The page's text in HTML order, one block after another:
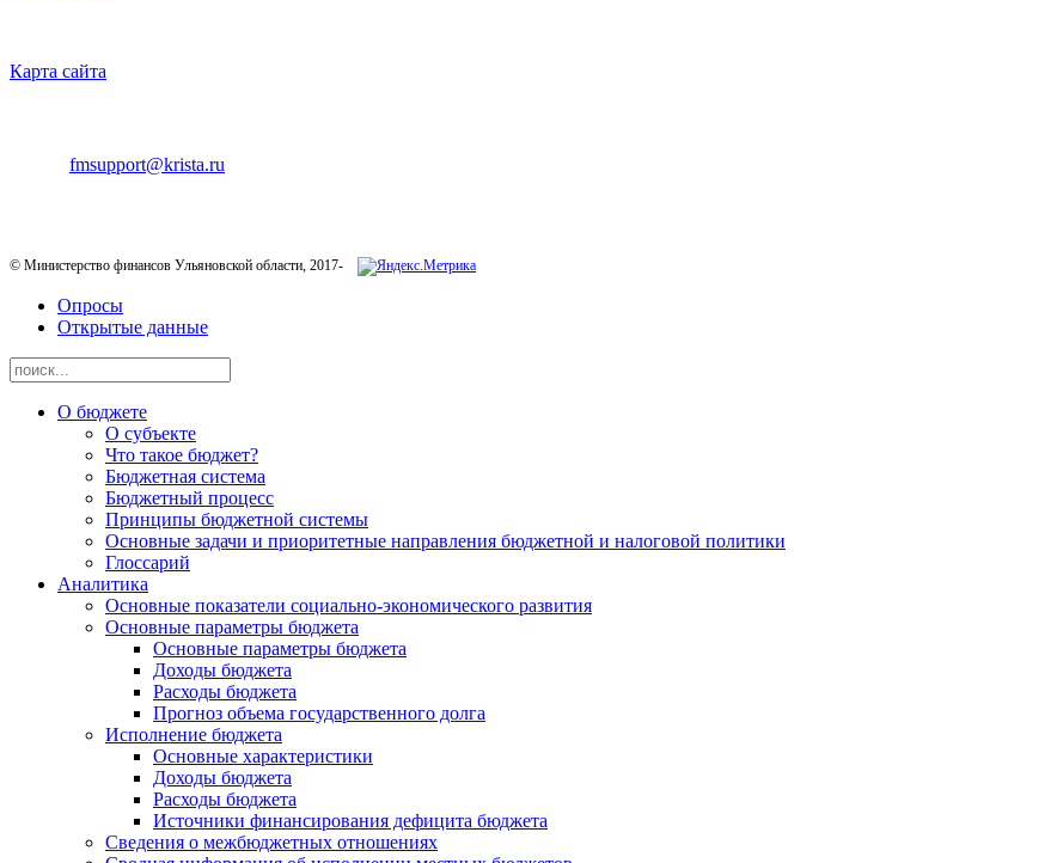
Карта сайта
fmsupport@krista.ru
© Министерство финансов Ульяновской области, 2017-
Опросы
Открытые данные
О бюджете
О субъекте
Что такое бюджет?
Бюджетная система
Бюджетный процесс
Принципы бюджетной системы
Основные задачи и приоритетные направления бюджетной и налоговой политики
Глоссарий
Аналитика
Основные показатели социально-экономического развития
Основные параметры бюджета
Основные параметры бюджета
Доходы бюджета
Расходы бюджета
Прогноз объема государственного долга
Исполнение бюджета
Основные характеристики
Доходы бюджета
Расходы бюджета
Источники финансирования дефицита бюджета
Сведения о межбюджетных отношениях